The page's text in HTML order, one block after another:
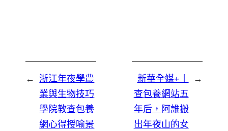
← 浙江年夜學農
業與生物技巧
學院教查包養
網心得授喻景
→
新華全媒+丨
查包養網站五
年后，阿誰搬
出年夜山的女